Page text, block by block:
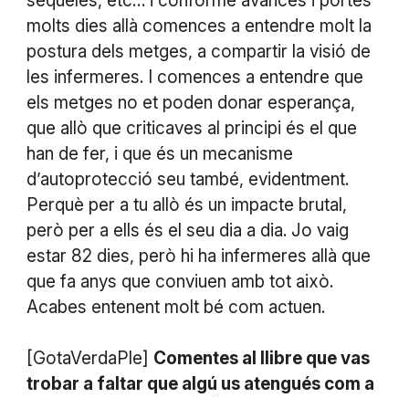
molts dies allà comences a entendre molt la
postura dels metges, a compartir la visió de
les infermeres. I comences a entendre que
els metges no et poden donar esperança,
que allò que criticaves al principi és el que
han de fer, i que és un mecanisme
d’autoprotecció seu també, evidentment.
Perquè per a tu allò és un impacte brutal,
però per a ells és el seu dia a dia. Jo vaig
estar 82 dies, però hi ha infermeres allà que
que fa anys que conviuen amb tot això.
Acabes entenent molt bé com actuen.
[GotaVerdaPle] Comentes al llibre que vas
trobar a faltar que algú us atengués com a